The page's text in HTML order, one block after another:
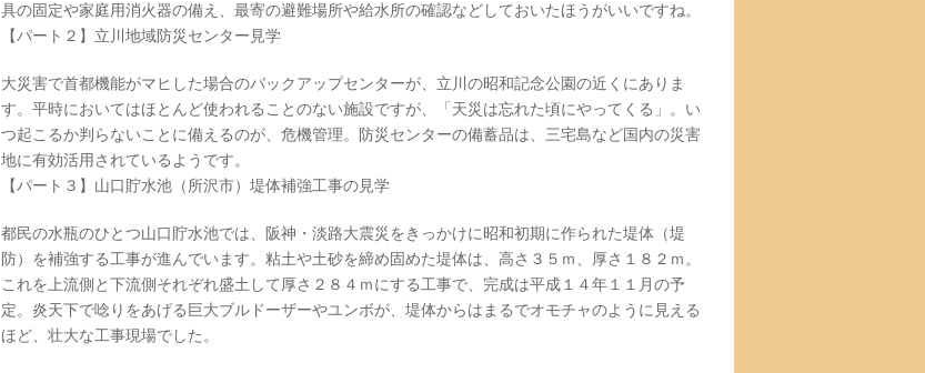
具の固定や家庭用消火器の備え、最寄の避難場所や給水所の確認などしておいたほうがいいですね。
【パート２】立川地域防災センター見学
大災害で首都機能がマヒした場合のバックアップセンターが、立川の昭和記念公園の近くにありま
す。平時においてはほとんど使われることのない施設ですが、「天災は忘れた頃にやってくる」。い
つ起こるか判らないことに備えるのが、危機管理。防災センターの備蓄品は、三宅島など国内の災害
地に有効活用されているようです。
【パート３】山口貯水池（所沢市）堤体補強工事の見学
都民の水瓶のひとつ山口貯水池では、阪神・淡路大震災をきっかけに昭和初期に作られた堤体（堤
防）を補強する工事が進んでいます。粘土や土砂を締め固めた堤体は、高さ３５ｍ、厚さ１８２ｍ。
これを上流側と下流側それぞれ盛土して厚さ２８４ｍにする工事で、完成は平成１４年１１月の予
定。炎天下で唸りをあげる巨大ブルドーザーやユンボが、堤体からはまるでオモチャのように見える
ほど、壮大な工事現場でした。